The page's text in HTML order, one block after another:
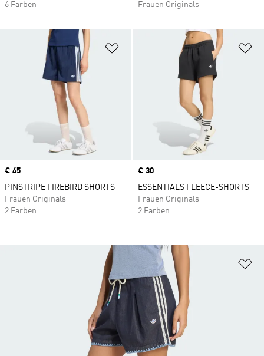
6 Farben
Frauen Originals
Zur Wunschliste hinzufügen
Price
€ 45
PINSTRIPE FIREBIRD SHORTS
Frauen Originals
2 Farben
Price
€ 30
ESSENTIALS FLEECE-SHORTS
Frauen Originals
2 Farben